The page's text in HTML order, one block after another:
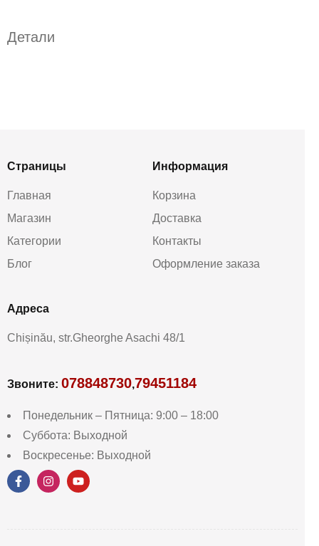
Детали
Страницы
Главная
Магазин
Категории
Блог
Информация
Корзина
Доставка
Контакты
Оформление заказа
Aдреса
Chișinău, str.Gheorghe Asachi 48/1
Звоните: 078848730,79451184
Понедельник – Пятница: 9:00 – 18:00
Суббота: Выходной
Воскресенье: Выходной